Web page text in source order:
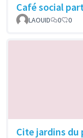
Café social
LAOUID
0 0
Cite jardins